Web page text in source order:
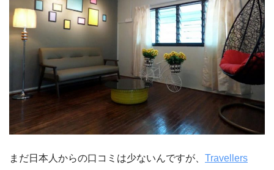
まだ日本人からの口コミは少ないんですが、 Travellers